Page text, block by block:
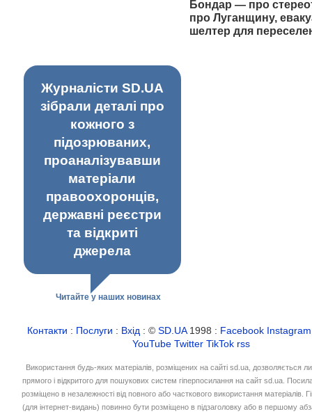
Бондар — про
про Луганщину,
шелтер для
Журналісти SD.UA
зібрали деталі про
кожного з
підозрюваних,
проаналізувавши
матеріали
правоохоронців,
державні реєстри
та відкриті
джерела
Читайте у наших новинах
Контакти : Послуги : Вхід : ©SD.UA1998 : Facebook Instagram
YouTube Twitter TikTok rss
Використання будь-яких матеріалів, розміщених на сайті sd.ua, дозволяється
прямого і відкритого для пошукових систем гіперпосилання на сайт sd.ua.
розміщено в незалежності від повного або часткового використання матеріалів.
(для інтернет-видань) повинно бути розміщено в підзаголовку або в першому